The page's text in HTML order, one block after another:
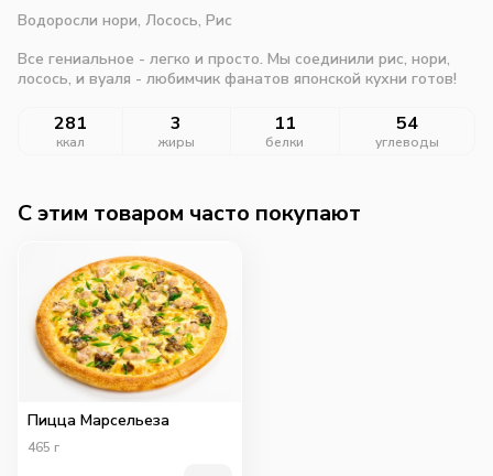
Водоросли нори, Лосось, Рис
Все гениальное - легко и просто. Мы соединили рис, нори,
лосось, и вуаля - любимчик фанатов японской кухни готов!
281
ккал
3
жиры
11
белки
54
углеводы
C этим товаром часто покупают
Пицца Марсельеза
465 г